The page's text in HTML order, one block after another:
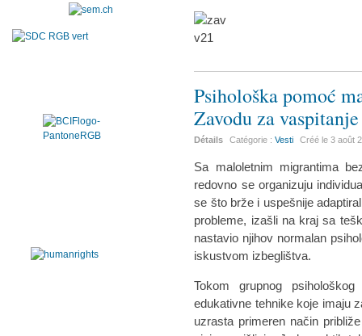
Psihološka pomoć
Zavodu za
Détails Catégorie :Vesti Créé le3 août
Sa maloletnim migrantima
redovno se organizuju
se što brže i uspešnije
probleme, izašli na kraj sa
nastavio njihov normalan
iskustvom izbeglištva.
Tokom grupnog
edukativne tehnike koje imaju
uzrasta primeren način